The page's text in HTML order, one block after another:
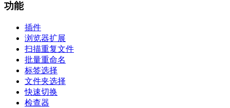
功能
插件
浏览器扩展
扫描重复文件
批量重命名
标签选择
文件夹选择
快速切换
检查器